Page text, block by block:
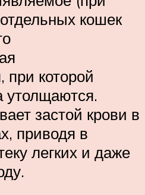
кошек
при которой
утолщаются.
застой крови в
приводя в
легких и даже